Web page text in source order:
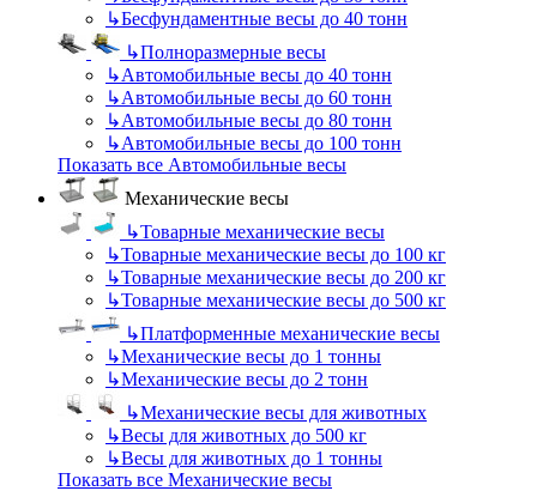
↳Бесфундаментные весы до 40 тонн
↳Полноразмерные весы
↳Автомобильные весы до 40 тонн
↳Автомобильные весы до 60 тонн
↳Автомобильные весы до 80 тонн
↳Автомобильные весы до 100 тонн
Показать все Автомобильные весы
Механические весы
↳Товарные механические весы
↳Товарные механические весы до 100 кг
↳Товарные механические весы до 200 кг
↳Товарные механические весы до 500 кг
↳Платформенные механические весы
↳Механические весы до 1 тонны
↳Механические весы до 2 тонн
↳Механические весы для животных
↳Весы для животных до 500 кг
↳Весы для животных до 1 тонны
Показать все Механические весы